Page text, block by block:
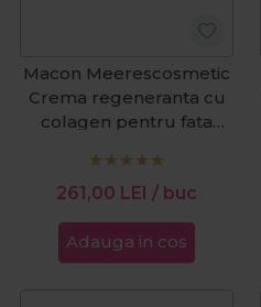
Macon Meerescosmetic
Crema regeneranta cu
colagen pentru fata
Repair 50ml
261,00 LEI / buc
Adauga in cos